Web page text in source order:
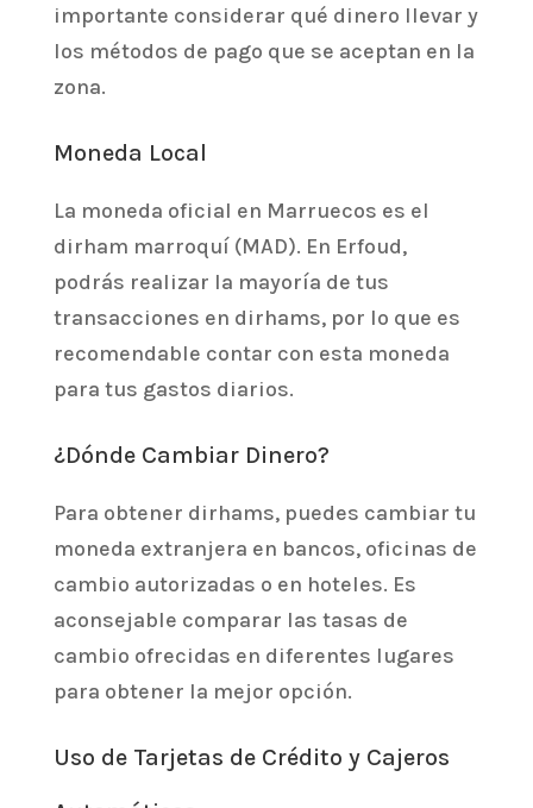
importante considerar qué dinero llevar y
los métodos de pago que se aceptan en la
zona.
Moneda Local
La moneda oficial en Marruecos es el
dirham marroquí (MAD). En Erfoud,
podrás realizar la mayoría de tus
transacciones en dirhams, por lo que es
recomendable contar con esta moneda
para tus gastos diarios.
¿Dónde Cambiar Dinero?
Para obtener dirhams, puedes cambiar tu
moneda extranjera en bancos, oficinas de
cambio autorizadas o en hoteles. Es
aconsejable comparar las tasas de
cambio ofrecidas en diferentes lugares
para obtener la mejor opción.
Uso de Tarjetas de Crédito y Cajeros